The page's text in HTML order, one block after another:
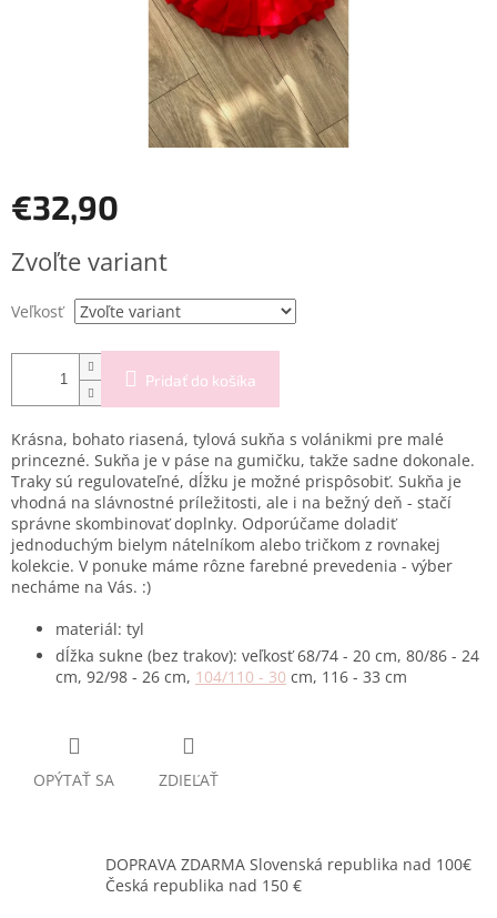
€32,90
cena:
Zvoľte variant
Veľkosť
Pridať do košíka
Krásna, bohato riasená, tylová sukňa s volánikmi pre malé
princezné. Sukňa je v páse na gumičku, takže sadne dokonale.
Traky sú regulovateľné, dĺžku je možné prispôsobiť. Sukňa je
vhodná na slávnostné príležitosti, ale i na bežný deň - stačí
správne skombinovať doplnky. Odporúčame doladiť
jednoduchým bielym nátelníkom alebo tričkom z rovnakej
kolekcie. V ponuke máme rôzne farebné prevedenia - výber
necháme na Vás. :)
materiál: tyl
dĺžka sukne (bez trakov): veľkosť 68/74 - 20 cm, 80/86 - 24
cm, 92/98 - 26 cm, 104/110 - 30 cm, 116 - 33 cm
OPÝTAŤ SA ZDIEĽAŤ
DOPRAVA ZDARMA Slovenská republika nad 100€
Česká republika nad 150 €